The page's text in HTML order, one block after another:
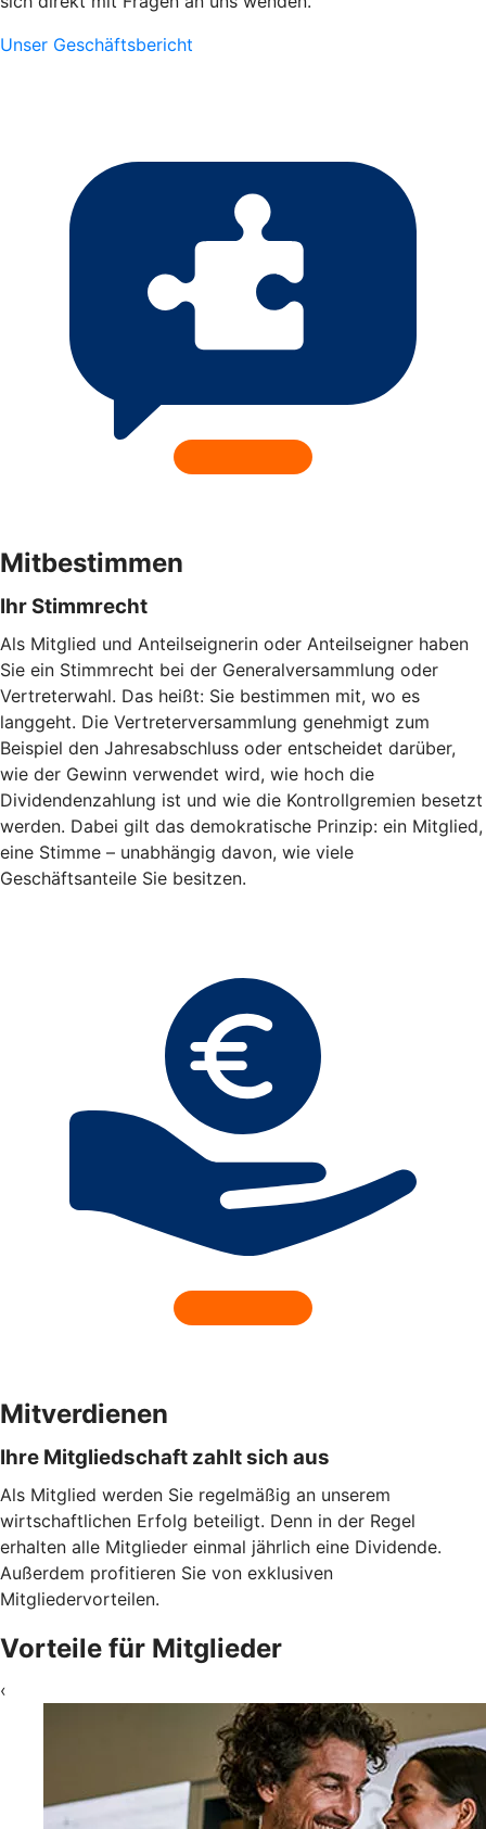
Unser Geschäftsbericht
Mitbestimmen
Ihr Stimmrecht
Als Mitglied und Anteilseignerin oder Anteilseigner haben
Sie ein Stimmrecht bei der Generalversammlung oder
Vertreterwahl. Das heißt: Sie bestimmen mit, wo es
langgeht. Die Vertreterversammlung genehmigt zum
Beispiel den Jahresabschluss oder entscheidet darüber,
wie der Gewinn verwendet wird, wie hoch die
Dividendenzahlung ist und wie die Kontrollgremien besetzt
werden. Dabei gilt das demokratische Prinzip: ein Mitglied,
eine Stimme – unabhängig davon, wie viele
Geschäftsanteile Sie besitzen.
Mitverdienen
Ihre Mitgliedschaft zahlt sich aus
Als Mitglied werden Sie regelmäßig an unserem
wirtschaftlichen Erfolg beteiligt. Denn in der Regel
erhalten alle Mitglieder einmal jährlich eine Dividende.
Außerdem profitieren Sie von exklusiven
Mitgliedervorteilen.
Vorteile für Mitglieder
‹